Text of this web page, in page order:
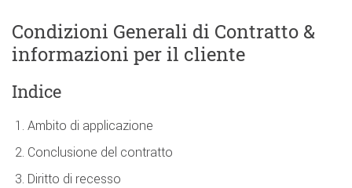
Condizioni Generali di Contratto &
informazioni per il cliente
Indice
Ambito di applicazione
Conclusione del contratto
Diritto di recesso